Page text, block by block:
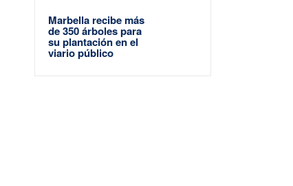
Marbella recibe más
de 350 árboles para
su plantación en el
viario público